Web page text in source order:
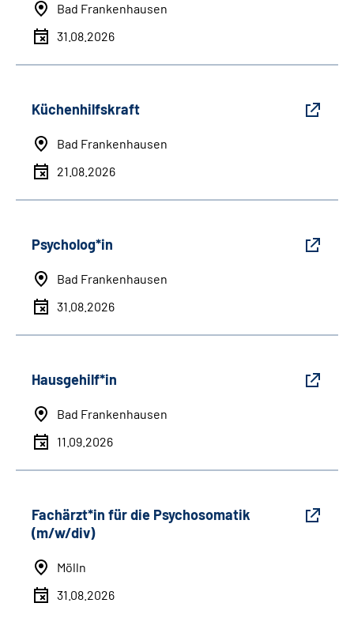
Bad Frankenhausen
31.08.2026
Küchenhilfskraft
Bad Frankenhausen
21.08.2026
Psycholog*in
Bad Frankenhausen
31.08.2026
Hausgehilf*in
Bad Frankenhausen
11.09.2026
Fachärzt*in für die Psychosomatik
(m/w/div)
Mölln
31.08.2026